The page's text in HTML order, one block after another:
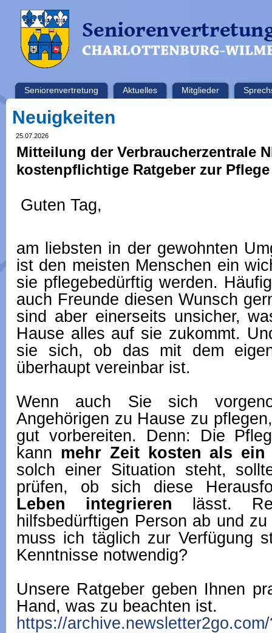
Seniorenvertretung Aktuelles Mitglieder
Neuigkeiten
25.07.2026
Mitteilung der Verbraucherzentrale
kostenpflichtige Ratgeber zur Pflege
Guten Tag,
am liebsten in der gewohnten
ist den meisten Menschen ein
sie pflegebedürftig werden.
auch Freunde diesen Wunsch
sind aber einerseits unsicher,
Hause alles auf sie zukommt.
sie sich, ob das mit dem
überhaupt vereinbar ist.
Wenn auch Sie sich
Angehörigen zu Hause zu
gut vorbereiten. Denn: Die
kann mehr Zeit kosten als ein
solch einer Situation steht,
prüfen, ob sich diese
Leben integrieren lässt.
hilfsbedürftigen Person ab und
muss ich täglich zur Verfügung
Kenntnisse notwendig?
Unsere Ratgeber geben Ihnen
Hand, was zu beachten ist.
https://